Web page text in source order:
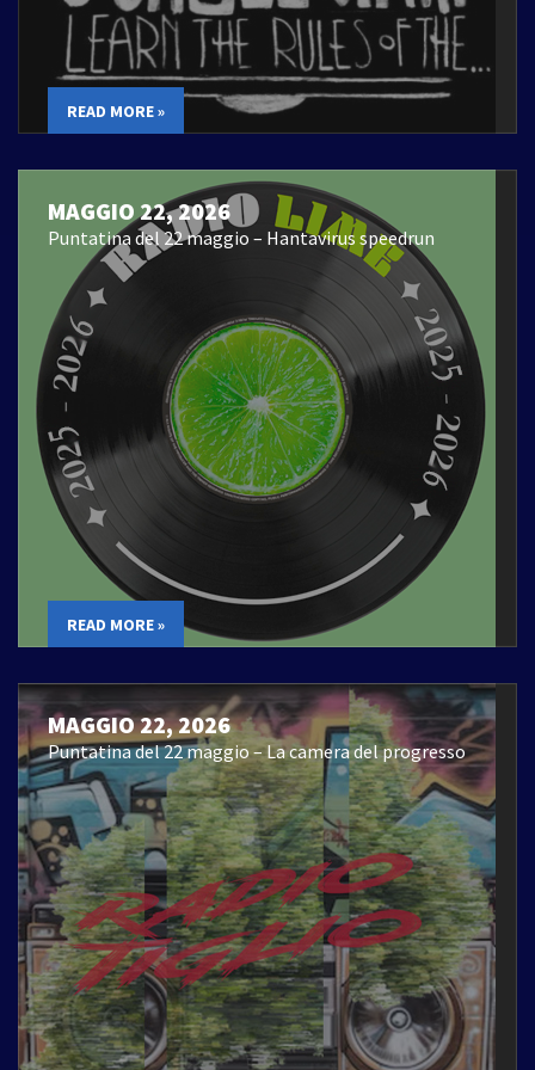
READ MORE »
MAGGIO 22, 2026
Puntatina del 22 maggio – Hantavirus speedrun
READ MORE »
MAGGIO 22, 2026
Puntatina del 22 maggio – La camera del progresso